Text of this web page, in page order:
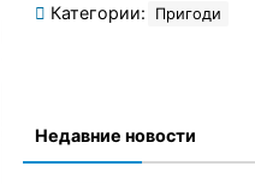
Категории: Пригоди
Недавние новости